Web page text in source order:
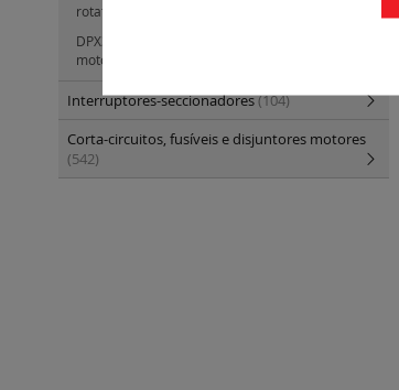
rotativos e motorizados e acessórios
DPX3 630 - comandos rotativos e comandos
motorizados e acessórios
Interruptores-seccionadores(104)
Corta-circuitos, fusíveis e disjuntores motores
(542)